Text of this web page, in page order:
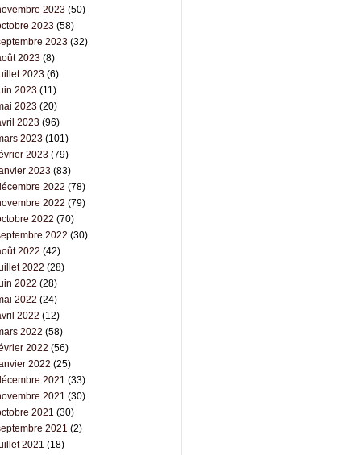
2023(50)
2023(58)
2023(32)
2023(8)
2023(6)
2023(11)
2023(20)
2023(96)
2023(101)
2023(79)
2023(83)
2022 (78)
2022 (79)
2022 (70)
2022 (30)
2022 (42)
2022 (28)
2022 (28)
2022 (24)
2022 (12)
2022 (58)
2022 (56)
2022 (25)
2021 (33)
2021 (30)
2021 (30)
2021 (2)
2021 (18)